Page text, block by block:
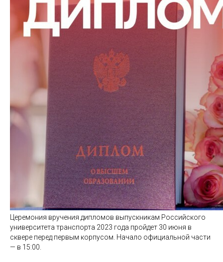
Церемония вручения дипломов выпускникам Российского
университета транспорта 2023 года пройдет 30 июня в
сквере перед первым корпусом. Начало официальной части
— в 15:00.